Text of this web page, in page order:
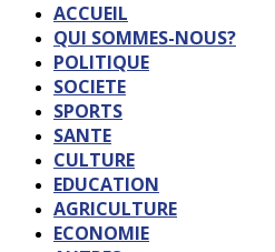
ACCUEIL
QUI SOMMES-NOUS?
POLITIQUE
SOCIETE
SPORTS
SANTE
CULTURE
EDUCATION
AGRICULTURE
ECONOMIE